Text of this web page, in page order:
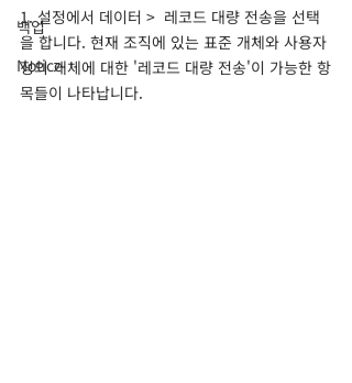
백업
Notice
1. 설정에서 데이터 >  레코드 대량 전송을 선택
을 합니다. 현재 조직에 있는 표준 개체와 사용자
정의 개체에 대한 '레코드 대량 전송'이 가능한 항
목들이 나타납니다.